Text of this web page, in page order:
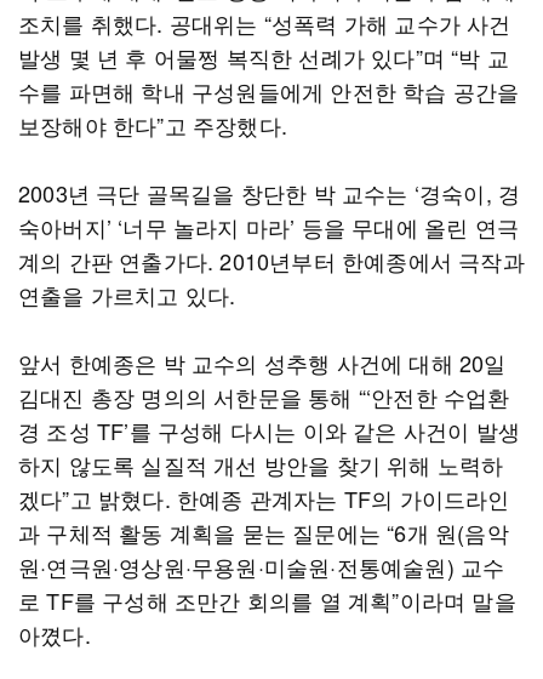
조치를 취했다. 공대위는 “성폭력 가해 교수가 사건
발생 몇 년 후 어물쩡 복직한 선례가 있다”며 “박 교
수를 파면해 학내 구성원들에게 안전한 학습 공간을
보장해야 한다”고 주장했다.
2003년 극단 골목길을 창단한 박 교수는 ‘경숙이, 경
숙아버지’ ‘너무 놀라지 마라’ 등을 무대에 올린 연극
계의 간판 연출가다. 2010년부터 한예종에서 극작과
연출을 가르치고 있다.
앞서 한예종은 박 교수의 성추행 사건에 대해 20일
김대진 총장 명의의 서한문을 통해 “‘안전한 수업환
경 조성 TF’를 구성해 다시는 이와 같은 사건이 발생
하지 않도록 실질적 개선 방안을 찾기 위해 노력하
겠다”고 밝혔다. 한예종 관계자는 TF의 가이드라인
과 구체적 활동 계획을 묻는 질문에는 “6개 원(음악
원·연극원·영상원·무용원·미술원·전통예술원) 교수
로 TF를 구성해 조만간 회의를 열 계획”이라며 말을
아꼈다.